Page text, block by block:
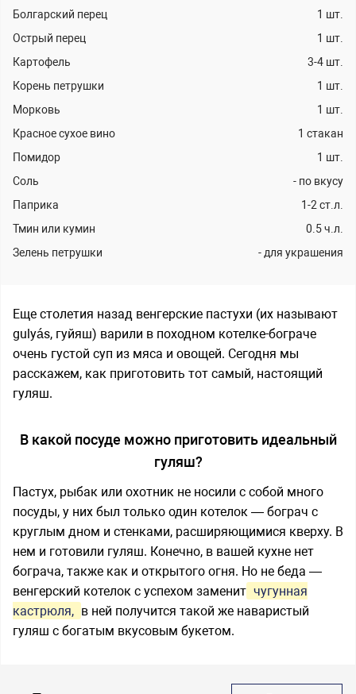
Болгарский перец
1 шт.
Острый перец
1 шт.
Картофель
3-4 шт.
Корень петрушки
1 шт.
Морковь
1 шт.
Красное сухое вино
1 стакан
Помидор
1 шт.
Соль
- по вкусу
Паприка
1-2 ст.л.
Тмин или кумин
0.5ч.л.
Зелень петрушки
- для украшения
Еще столетия назад венгерские пастухи (их называют
gulyás, гуйяш) варили в походном котелке-бограче
очень густой суп из мяса и овощей. Сегодня мы
расскажем, как приготовить тот самый, настоящий
гуляш.
В какой посуде можно приготовить идеальный
гуляш?
Пастух, рыбак или охотник не носили с собой много
посуды, у них был только один котелок — бограч с
круглым дном и стенками, расширяющимися кверху. В
нем и готовили гуляш. Конечно, в вашей кухне нет
бограча, также как и открытого огня. Но не беда —
венгерский котелок с успехом заменит чугунная
кастрюля, в ней получится такой же наваристый
гуляш с богатым вкусовым букетом.